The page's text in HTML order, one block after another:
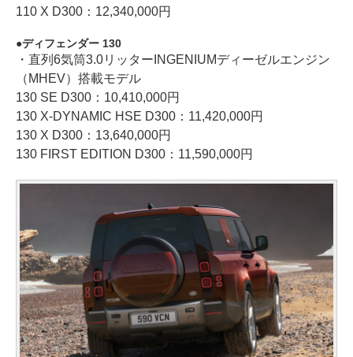
110 X D300：12,340,000円
ディフェンダー 130
・直列6気筒3.0リッターINGENIUMディーゼルエンジン
（MHEV）搭載モデル
130 SE D300：10,410,000円
130 X-DYNAMIC HSE D300：11,420,000円
130 X D300：13,640,000円
130 FIRST EDITION D300：11,590,000円